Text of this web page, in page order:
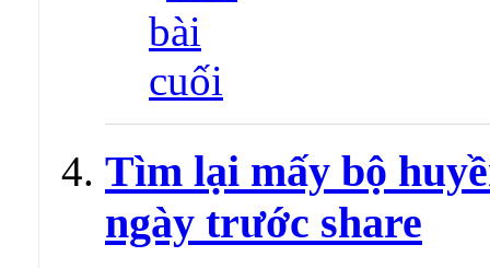
Tìm lại mấy bộ
ngày trước share